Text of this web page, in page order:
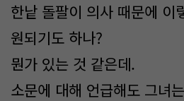
한낱 돌팔이 의사 때문에 이
원되기도 하나?
뭔가 있는 것 같은데.
소문에 대해 언급해도 그녀